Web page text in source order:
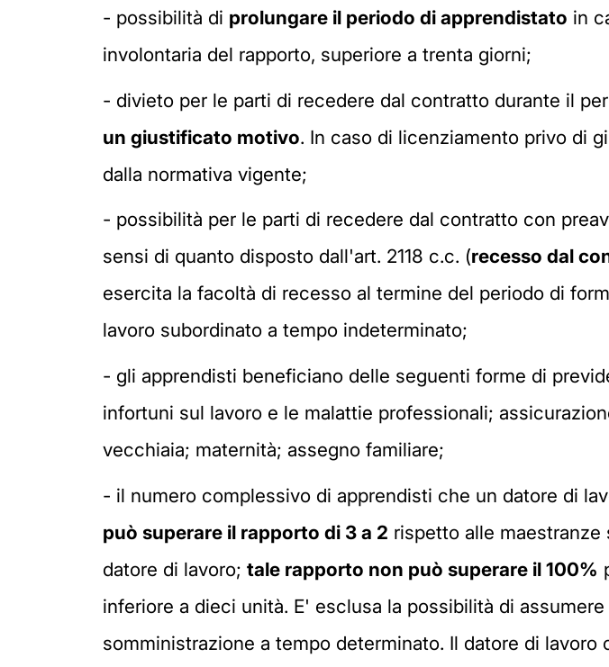
- possibilità di prolungare il periodo di apprendistato in
involontaria del rapporto, superiore a trenta giorni;
- divieto per le parti di recedere dal contratto durante il
un giustificato motivo. In caso di licenziamento privo di
dalla normativa vigente;
- possibilità per le parti di recedere dal contratto con
sensi di quanto disposto dall'art. 2118 c.c. (recesso dal
esercita la facoltà di recesso al termine del periodo di
lavoro subordinato a tempo indeterminato;
- gli apprendisti beneficiano delle seguenti forme di
infortuni sul lavoro e le malattie professionali;
vecchiaia; maternità; assegno familiare;
- il numero complessivo di apprendisti che un datore di
può superare il rapporto di 3 a 2 rispetto alle
datore di lavoro; tale rapporto non può superare il 100%
inferiore a dieci unità. E' esclusa la possibilità di
somministrazione a tempo determinato. Il datore di